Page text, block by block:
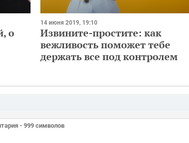
о
14 июня 2019, 19:10
Извините-простите: как
вежливость поможет тебе
держать все под контролем